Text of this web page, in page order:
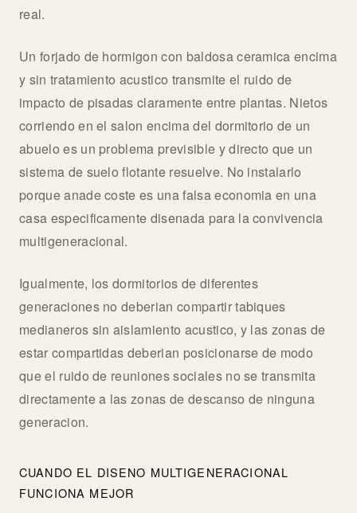
real.
Un forjado de hormigon con baldosa ceramica encima
y sin tratamiento acustico transmite el ruido de
impacto de pisadas claramente entre plantas. Nietos
corriendo en el salon encima del dormitorio de un
abuelo es un problema previsible y directo que un
sistema de suelo flotante resuelve. No instalarlo
porque anade coste es una falsa economia en una
casa especificamente disenada para la convivencia
multigeneracional.
Igualmente, los dormitorios de diferentes
generaciones no deberian compartir tabiques
medianeros sin aislamiento acustico, y las zonas de
estar compartidas deberian posicionarse de modo
que el ruido de reuniones sociales no se transmita
directamente a las zonas de descanso de ninguna
generacion.
CUANDO EL DISENO MULTIGENERACIONAL
FUNCIONA MEJOR